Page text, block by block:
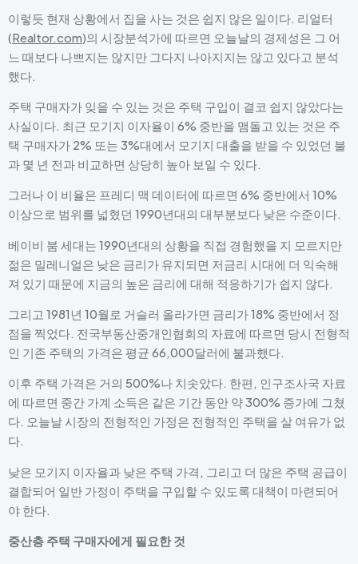
이렇듯 현재 상황에서 집을 사는 것은 쉽지 않은 일이다. 리얼터
(Realtor.com)의 시장분석가에 따르면 오늘날의 경제성은 그 어
느 때보다 나쁘지는 않지만 그다지 나아지지는 않고 있다고 분석
했다.
주택 구매자가 잊을 수 있는 것은 주택 구입이 결코 쉽지 않았다는
사실이다. 최근 모기지 이자율이 6% 중반을 맴돌고 있는 것은 주
택 구매자가 2% 또는 3%대에서 모기지 대출을 받을 수 있었던 불
과 몇 년 전과 비교하면 상당히 높아 보일 수 있다.
그러나 이 비율은 프레디 맥 데이터에 따르면 6% 중반에서 10%
이상으로 범위를 넓혔던 1990년대의 대부분보다 낮은 수준이다.
베이비 붐 세대는 1990년대의 상황을 직접 경험했을 지 모르지만
젊은 밀레니얼은 낮은 금리가 유지되면 저금리 시대에 더 익숙해
져 있기 때문에 지금의 높은 금리에 대해 적응하기가 쉽지 않다.
그리고 1981년 10월로 거슬러 올라가면 금리가 18% 중반에서 정
점을 찍었다. 전국부동산중개인협회의 자료에 따르면 당시 전형적
인 기존 주택의 가격은 평균 66,000달러에 불과했다.
이후 주택 가격은 거의 500%나 치솟았다. 한편, 인구조사국 자료
에 따르면 중간 가계 소득은 같은 기간 동안 약 300% 증가에 그쳤
다. 오늘날 시장의 전형적인 가정은 전형적인 주택을 살 여유가 없
다.
낮은 모기지 이자율과 낮은 주택 가격, 그리고 더 많은 주택 공급이
결합되어 일반 가정이 주택을 구입할 수 있도록 대책이 마련되어
야 한다.
중산층 주택 구매자에게 필요한 것